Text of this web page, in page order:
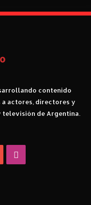
contenido
actores, directores y
de Argentina.
YouTube